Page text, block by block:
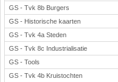
GS - Tvk 8b Burgers
GS - Historische kaarten
GS - Tvk 4a Steden
GS - Tvk 8c Industrialisatie
GS - Tools
GS - Tvk 4b Kruistochten